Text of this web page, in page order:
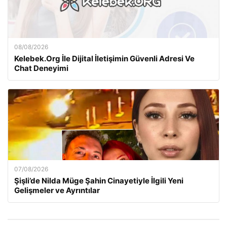
08/08/2026
Kelebek.Org İle Dijital İletişimin Güvenli Adresi Ve
Chat Deneyimi
07/08/2026
Şişli’de Nilda Müge Şahin Cinayetiyle İlgili Yeni
Gelişmeler ve Ayrıntılar